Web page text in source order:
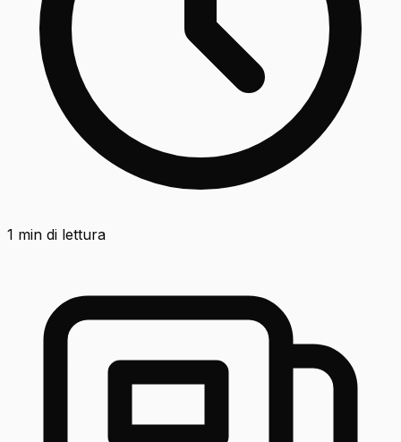
1 min di lettura